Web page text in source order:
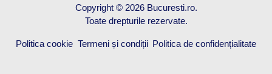
Copyright © 2026 Bucuresti.ro.
Toate drepturile rezervate.
Politica cookie Termeni și condiții Politica de confidențialitate